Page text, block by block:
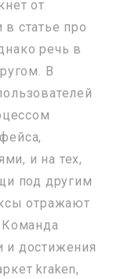
от
статье про
речь в
В
и на тех,
под другим
отражают
Команда
и достижения
kraken,